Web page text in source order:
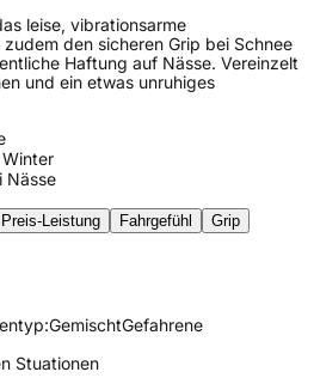
leise, vibrationsarme
den sicheren Grip bei Schnee
Haftung auf Nässe. Vereinzelt
und ein etwas unruhiges
Nässe
Preis-Leistung Fahrgefühl
Grip
GemischtGefahrene
Stuationen